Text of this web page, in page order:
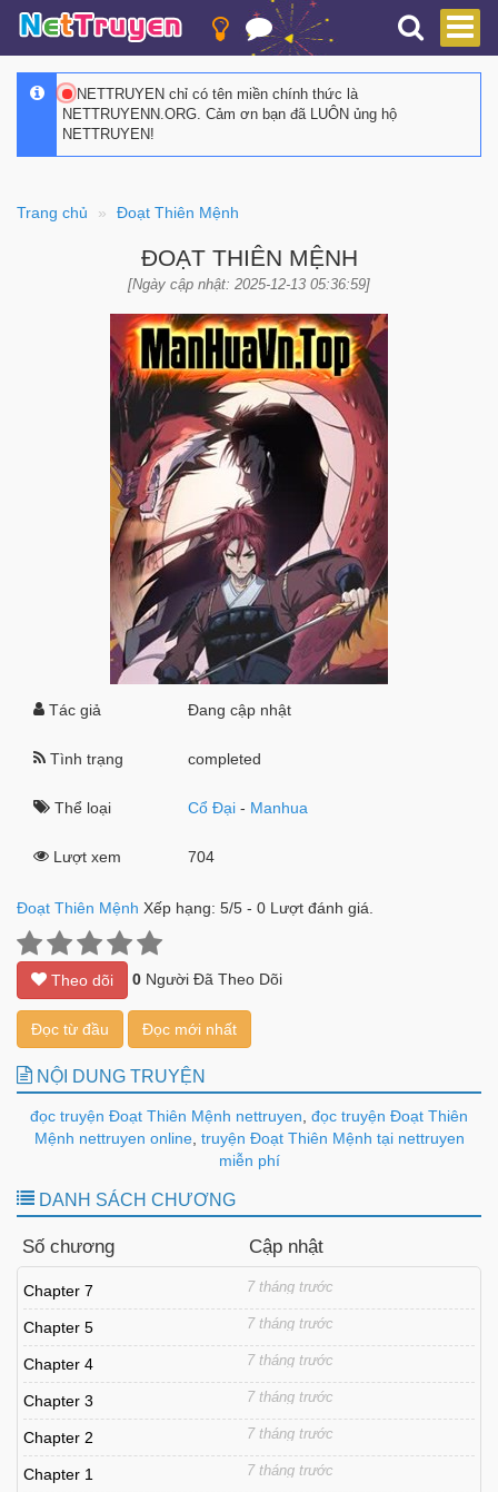
NETTRUYEN chỉ có tên miền chính thức là
NETTRUYENN.ORG. Cảm ơn bạn đã LUÔN ủng hộ
NETTRUYEN!
Trang chủ Đoạt Thiên Mệnh
ĐOẠT THIÊN MỆNH
[Ngày cập nhật: 2025-12-13 05:36:59]
Tác giả Đang cập nhật
Tình trạng completed
Thể loại Cổ Đại - Manhua
Lượt xem 704
Đoạt Thiên Mệnh Xếp hạng: 5/5 - 0 Lượt đánh giá.
Theo dõi 0 Người Đã Theo Dõi
Đọc từ đầu Đọc mới nhất
NỘI DUNG TRUYỆN
đọc truyện Đoạt Thiên Mệnh nettruyen đọc truyện Đoạt Thiên
Mệnh nettruyen online, truyện Đoạt Thiên Mệnh tại nettruyen
miễn phí
DANH SÁCH CHƯƠNG
Số chương Cập nhật
Chapter 7 7 tháng trước
Chapter 5 7 tháng trước
Chapter 4 7 tháng trước
Chapter 3 7 tháng trước
Chapter 2 7 tháng trước
Chapter 1 7 tháng trước